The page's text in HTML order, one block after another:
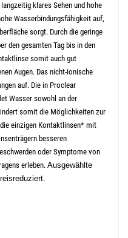
klares Sehen und hohe
Wasserbindungsfähigkeit auf,
sorgt. Durch die geringe
den gesamten Tag bis in den
somit auch gut
Augen. Das nicht-ionische
auf. Die in Proclear
Wasser sowohl an der
somit die Möglichkeiten zur
einzigen Kontaktlinsen* mit
besseren
oder Symptome von
erleben. Ausgewählte